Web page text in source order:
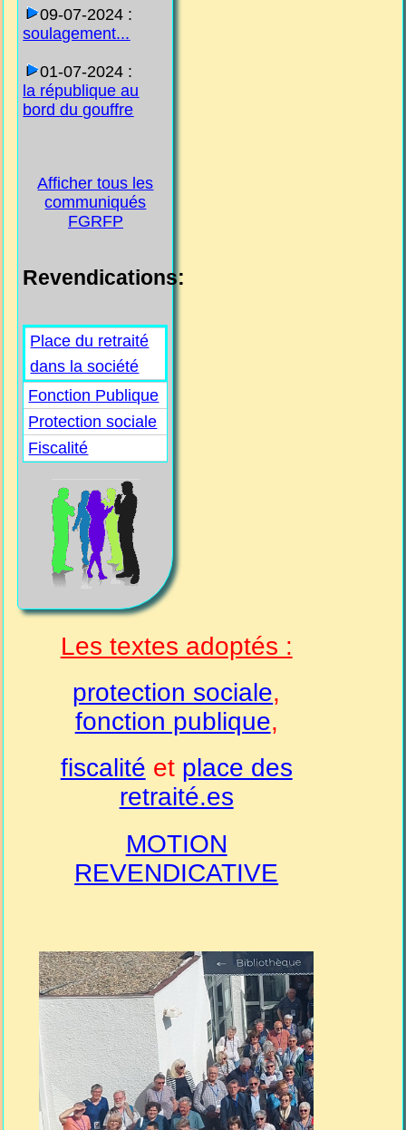
09-07-2024 :
soulagement...
01-07-2024 :
la république au
bord du gouffre
Afficher tous les
communiqués
FGRFP
Revendications:
Place du retraité
dans la société
Fonction Publique
Protection sociale
Fiscalité
Les textes adoptés :
protection sociale,
fonction publique,
fiscalité et place des
retraité.es
MOTION
REVENDICATIVE